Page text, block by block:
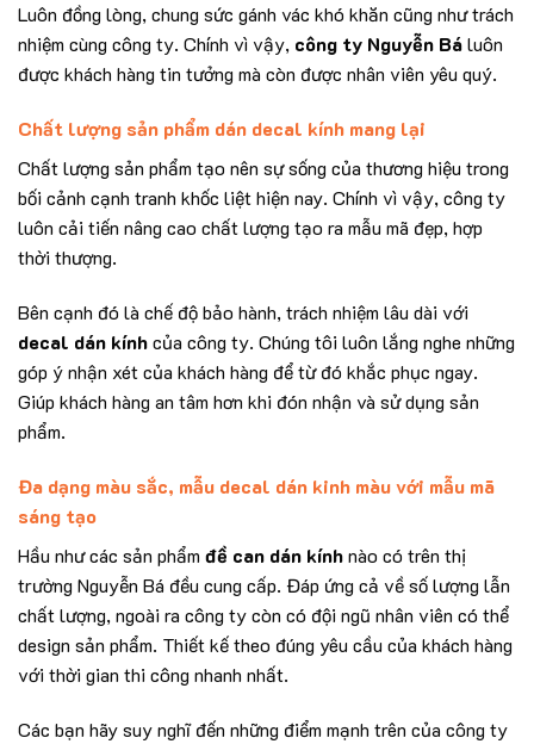
Luôn đồng lòng, chung sức gánh vác khó khăn cũng như trách
nhiệm cùng công ty. Chính vì vậy, công ty Nguyễn Báluôn
được khách hàng tin tưởng mà còn được nhân viên yêu quý.
Chất lượng sản phẩm dán decal kính mang lại
Chất lượng sản phẩm tạo nên sự sống của thương hiệu trong
bối cảnh cạnh tranh khốc liệt hiện nay. Chính vì vậy, công ty
luôn cải tiến nâng cao chất lượng tạo ra mẫu mã đẹp, hợp
thời thượng.
Bên cạnh đó là chế độ bảo hành, trách nhiệm lâu dài với
decal dán kínhcủa công ty. Chúng tôi luôn lắng nghe những
góp ý nhận xét của khách hàng để từ đó khắc phục ngay.
Giúp khách hàng an tâm hơn khi đón nhận và sử dụng sản
phẩm.
Đa dạng màu sắc, mẫu decal dán kinh màu với mẫu mã
sáng tạo
Hầu như các sản phẩm đề can dán kínhnào có trên thị
trường Nguyễn Bá đều cung cấp. Đáp ứng cả về số lượng lẫn
chất lượng, ngoài ra công ty còn có đội ngũ nhân viên có thể
design sản phẩm. Thiết kế theo đúng yêu cầu của khách hàng
với thời gian thi công nhanh nhất.
Các bạn hãy suy nghĩ đến những điểm mạnh trên của công ty